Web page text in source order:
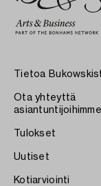
Tietoa
Ota yhteyttä
asiantuntijoihimme
Tulokset
Uutiset
Kotiarviointi